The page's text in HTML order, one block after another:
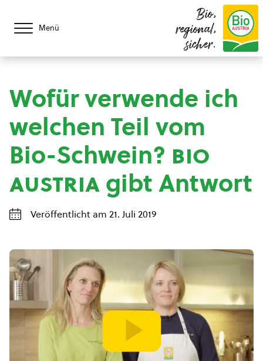
Menü
Bio,
regional,
sicher.
Wofür verwende ich
welchen Teil vom
Bio-Schwein? bio
austriagibt Antwort
Veröffentlicht am 21. Juli 2019